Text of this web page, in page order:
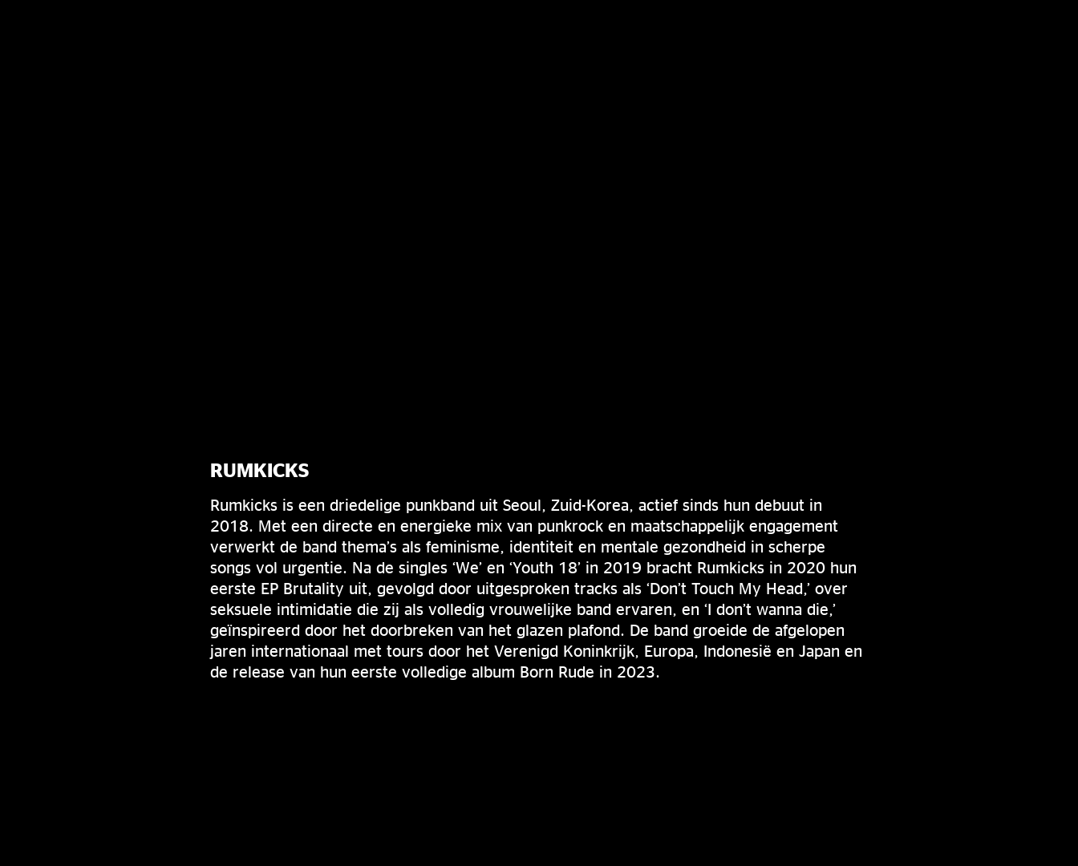
RUMKICKS
Rumkicks is een driedelige punkband uit Seoul, Zuid-Korea, actief sinds hun debuut in
2018. Met een directe en energieke mix van punkrock en maatschappelijk engagement
verwerkt de band thema’s als feminisme, identiteit en mentale gezondheid in scherpe
songs vol urgentie. Na de singles ‘We’ en ‘Youth 18’ in 2019 bracht Rumkicks in 2020 hun
eerste EP Brutality uit, gevolgd door uitgesproken tracks als ‘Don’t Touch My Head,’ over
seksuele intimidatie die zij als volledig vrouwelijke band ervaren, en ‘I don’t wanna die,’
geïnspireerd door het doorbreken van het glazen plafond. De band groeide de afgelopen
jaren internationaal met tours door het Verenigd Koninkrijk, Europa, Indonesië en Japan en
de release van hun eerste volledige album Born Rude in 2023.